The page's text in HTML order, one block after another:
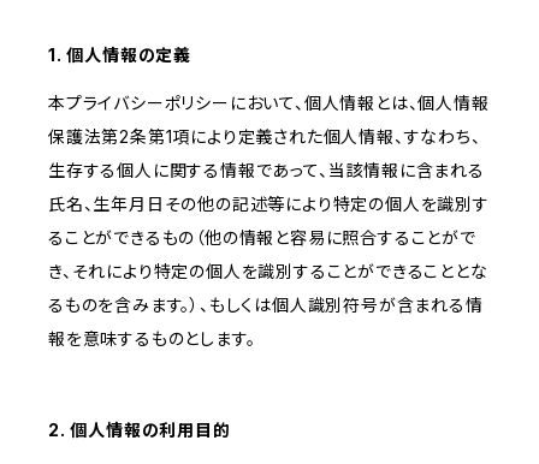
1. 個人情報の定義
本プライバシーポリシーにおいて、個人情報とは、個人情報
保護法第2条第1項により定義された個人情報、すなわち、
生存する個人に関する情報であって、当該情報に含まれる
氏名、生年月日その他の記述等により特定の個人を識別す
ることができるもの（他の情報と容易に照合することがで
き、それにより特定の個人を識別することができることとな
るものを含みます。）、もしくは個人識別符号が含まれる情
報を意味するものとします。
2. 個人情報の利用目的